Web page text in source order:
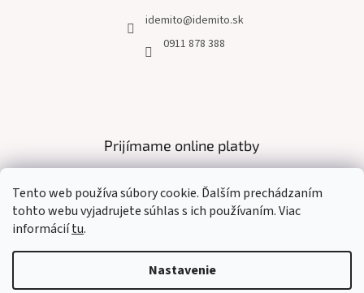
Tento web používa súbory cookie. Ďalším prechádzaním
tohto webu vyjadrujete súhlas s ich používaním. Viac
informáciítu.
Nastavenie
idemito@idemito.sk
0911 878 388
Prijímame online platby